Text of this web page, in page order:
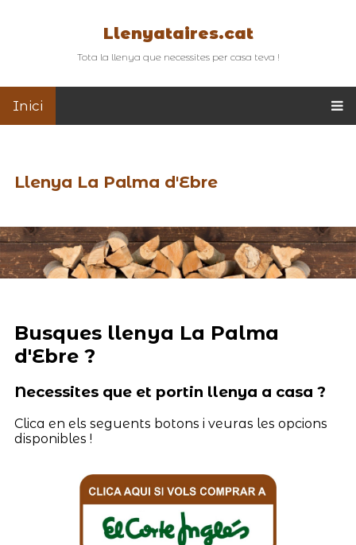
Llenyataires.cat
Tota la llenya que necessites per casa teva !
Inici
Llenya La Palma d'Ebre
Busques llenya La Palma
d'Ebre ?
Necessites que et portin llenya a casa ?
Clica en els seguents botons i veuras les opcions
disponibles !